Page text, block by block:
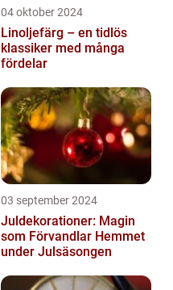
04 oktober 2024
Linoljefärg – en tidlös
klassiker med många
fördelar
03 september 2024
Juldekorationer: Magin
som Förvandlar Hemmet
under Julsäsongen